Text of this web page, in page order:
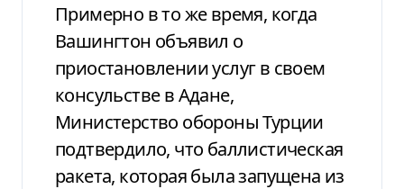
Примерно в то же время, когда
Вашингтон объявил о
приостановлении услуг в своем
консульстве в Адане,
Министерство обороны Турции
подтвердило, что баллистическая
ракета, которая была запущена из